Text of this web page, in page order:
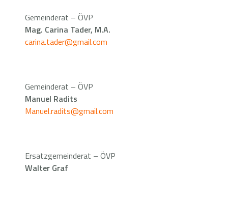
Gemeinderat – ÖVP
Mag. Carina Tader, M.A.
carina.tader@gmail.com
Gemeinderat – ÖVP
Manuel Radits
Manuel.radits@gmail.com
Ersatzgemeinderat – ÖVP
Walter Graf